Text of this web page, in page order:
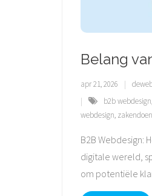
Belang
apr 21, 2026
b2b webdesign,
webdesign, zakendoen
B2B Webdesign:
digitale wereld,
om potentiële